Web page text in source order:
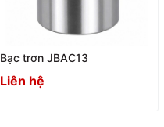
Bạc trơn JBAC13
Liên hệ